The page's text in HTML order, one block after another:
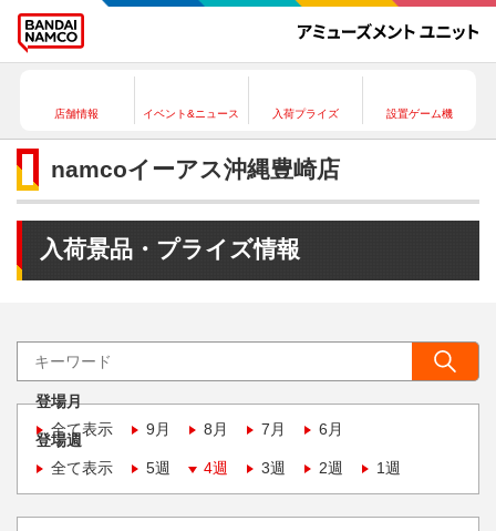
店舗情報 イベント&ニュース 入荷プライズ 設置ゲーム機
namcoイーアス沖縄豊崎店
入荷景品・プライズ情報
登場月
全て表示
9月 8月 7月 6月
登場週
全て表示
5週 4週 3週 2週 1週